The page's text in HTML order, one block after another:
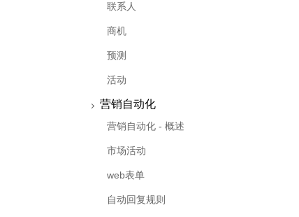
联系人
商机
预测
活动
营销自动化
营销自动化 - 概述
市场活动
web表单
自动回复规则